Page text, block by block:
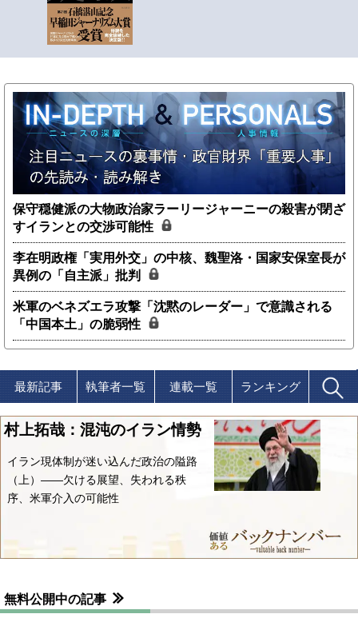
保守穏健派の大物政治家ラーリージャーニーの殺害が閉ざ
すイランとの交渉可能性
李在明政権「実用外交」の中核、魏聖洛・国家安保室長が
異例の「自主派」批判
米軍のベネズエラ攻撃「沈黙のレーダー」で意識される
「中国本土」の脆弱性
最新記事 執筆者一覧 連載一覧 ランキング
村上拓哉：混沌のイラン情勢
イラン現体制が迷い込んだ政治の隘路
（上）――欠ける展望、失われる秩
序、米軍介入の可能性
無料公開中の記事